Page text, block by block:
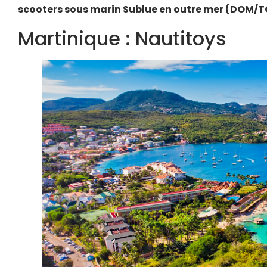
scooters sous marin Sublue en outre mer (DOM/
Martinique : Nautitoys